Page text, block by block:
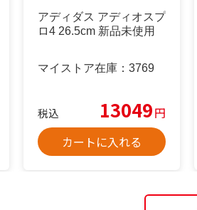
アディダス アディオスプ
ロ4 26.5cm 新品未使用
マイストア在庫： 3769
税込 13049円
カートに入れる